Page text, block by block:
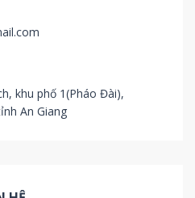
khu phố 1(Pháo Đài),
An Giang